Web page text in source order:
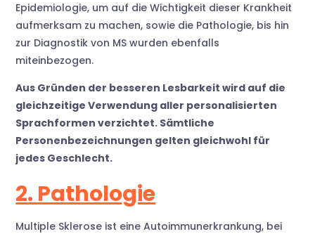
Epidemiologie, um auf die Wichtigkeit dieser Krankheit
aufmerksam zu machen, sowie die Pathologie, bis hin
zur Diagnostik von MS wurden ebenfalls
miteinbezogen.
Aus Gründen der besseren Lesbarkeit wird auf die
gleichzeitige Verwendung aller personalisierten
Sprachformen verzichtet. Sämtliche
Personenbezeichnungen gelten gleichwohl für
jedes Geschlecht.
2. Pathologie
Multiple Sklerose ist eine Autoimmunerkrankung, bei